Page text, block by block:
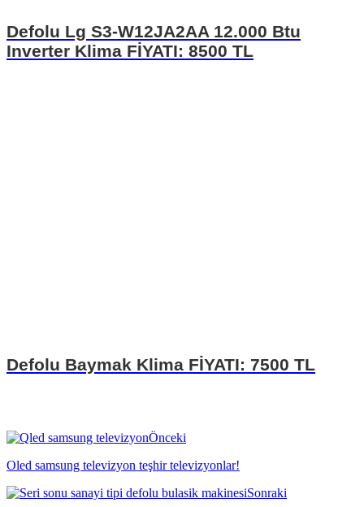
Defolu Lg S3-W12JA2AA 12.000 Btu
Inverter Klima FİYATI: 8500 TL
Defolu Baymak Klima FİYATI: 7500 TL
Önceki
Oled samsung televizyon teşhir televizyonlar!
Sonraki